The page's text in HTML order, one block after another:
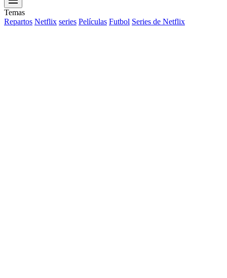
Temas
Repartos Netflix series Películas Futbol Series de Netflix